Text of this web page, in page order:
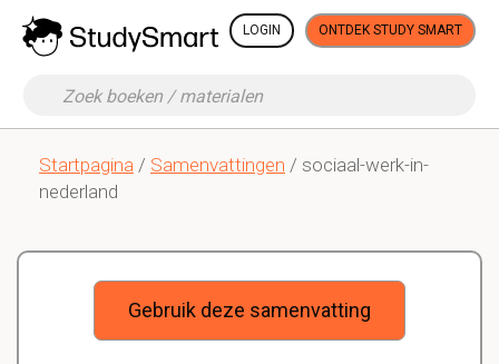
LOGIN ONTDEK STUDY SMART
Startpagina / Samenvattingen / sociaal-werk-in-
nederland
Gebruik deze samenvatting